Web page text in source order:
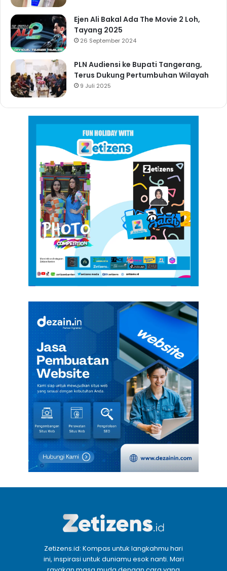
Ejen Ali Bakal Ada The Movie 2 Loh,
Tayang 2025
26 September 2024
PLN Audiensi ke Bupati Tangerang,
Terus Dukung Pertumbuhan Wilayah
9 Juli 2025
Zetizens.id: Kompas untuk langkahmu hari
ini, inspirasi untuk duniamu esok nanti. Mari